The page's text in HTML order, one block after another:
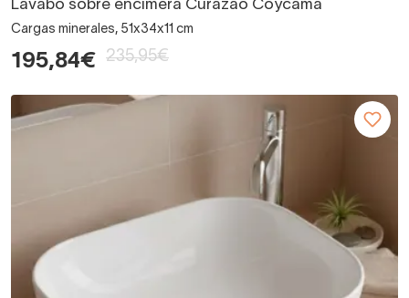
Lavabo sobre encimera Curazao Coycama
Cargas minerales, 51x34x11 cm
195,84€ 235,95€